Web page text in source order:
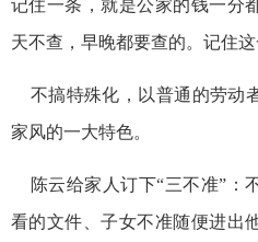
记住一条，就是公家的钱一分
天不查，早晚都要查的。记住
不搞特殊化，以普通的劳动
家风的一大特色。
陈云给家人订下“三不准”：
看的文件、子女不准随便进出